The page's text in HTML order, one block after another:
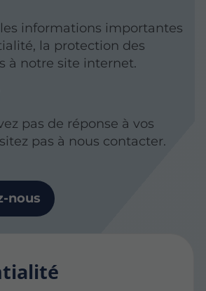
informations importantes
la protection des
à notre site internet.
pas de réponse à vos
pas à nous contacter.
nous